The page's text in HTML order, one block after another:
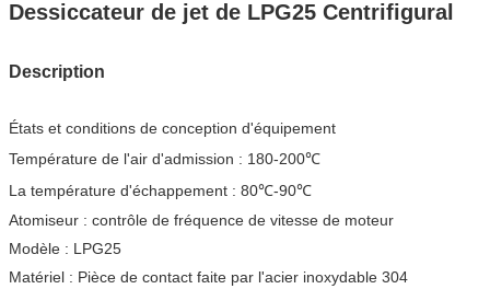
Dessiccateur de jet de LPG25 Centrifigural
Description
États et conditions de conception d'équipement
Température de l'air d'admission : 180-200℃
La température d'échappement : 80℃-90℃
Atomiseur : contrôle de fréquence de vitesse de moteur
Modèle : LPG25
Matériel : Pièce de contact faite par l'acier inoxydable 304